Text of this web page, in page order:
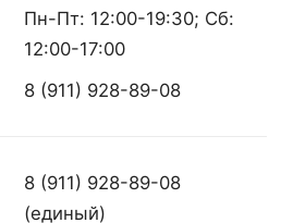
Пн-Пт: 12:00-19:30; Сб:
12:00-17:00
8 (911) 928-89-08
8 (911) 928-89-08
(единый)